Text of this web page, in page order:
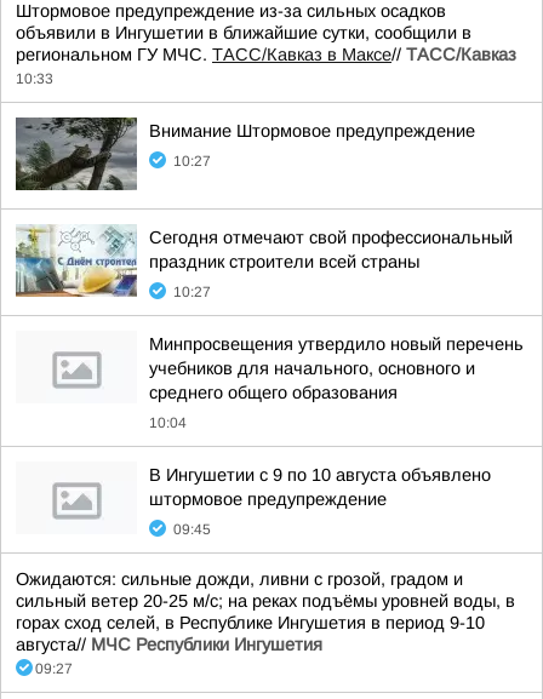
Штормовое предупреждение из-за сильных осадков
объявили в Ингушетии в ближайшие сутки, сообщили в
региональном ГУ МЧС. ТАСС/Кавказ в Максе// ТАСС/Кавказ
10:33
Внимание Штормовое предупреждение
10:27
Сегодня отмечают свой профессиональный
праздник строители всей страны
10:27
Минпросвещения утвердило новый перечень
учебников для начального, основного и
среднего общего образования
10:04
В Ингушетии с 9 по 10 августа объявлено
штормовое предупреждение
09:45
Ожидаются: сильные дожди, ливни с грозой, градом и
сильный ветер 20-25 м/с; на реках подъёмы уровней воды, в
горах сход селей, в Республике Ингушетия в период 9-10
августа// МЧС Республики Ингушетия
09:27